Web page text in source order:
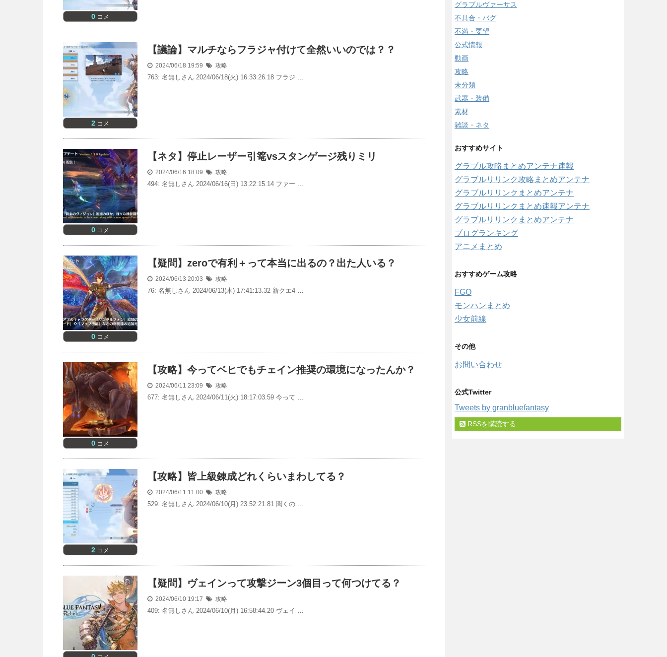
0 コメ
2 コメ
【議論】マルチならフラジャ付けて全然いいのでは？？
2024/06/18 19:59 攻略
763: 名無しさん 2024/06/18(火) 16:33:26.18 フラジ …
0 コメ
【ネタ】停止レーザー引篭vsスタンゲージ残りミリ
2024/06/16 18:09 攻略
494: 名無しさん 2024/06/16(日) 13:22:15.14 ファー …
0 コメ
【疑問】zeroで有利＋って本当に出るの？出た人いる？
2024/06/13 20:03 攻略
76: 名無しさん 2024/06/13(木) 17:41:13.32 新クエ4 …
0 コメ
【攻略】今ってベヒでもチェイン推奨の環境になったんか？
2024/06/11 23:09 攻略
677: 名無しさん 2024/06/11(火) 18:17:03.59 今って …
2 コメ
【攻略】皆上級錬成どれくらいまわしてる？
2024/06/11 11:00 攻略
529: 名無しさん 2024/06/10(月) 23:52:21.81 聞くの …
【疑問】ヴェインって攻撃ジーン3個目って何つけてる？
2024/06/10 19:17 攻略
409: 名無しさん 2024/06/10(月) 16:58:44.20 ヴェイ …
グラブルヴァーサス
不具合・バグ
不満・要望
公式情報
動画
攻略
未分類
武器・装備
素材
雑談・ネタ
おすすめサイト
グラブル攻略まとめアンテナ速報
グラブルリリンク攻略まとめアンテナ
グラブルリリンクまとめアンテナ
グラブルリリンクまとめ速報アンテナ
グラブルリリンクまとめアンテナ
ブログランキング
アニメまとめ
おすすめゲーム攻略
FGO
モンハンまとめ
少女前線
その他
お問い合わせ
公式Twitter
Tweets by granbluefantasy
RSSを購読する